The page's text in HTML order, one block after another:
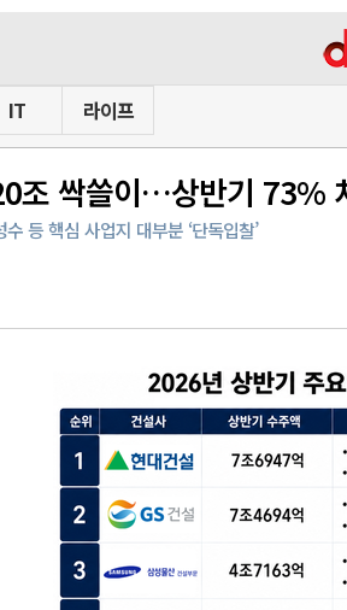
IT 라이프
조 싹쓸이…상반기 73%
등 핵심 사업지 대부분 ‘단독입찰’